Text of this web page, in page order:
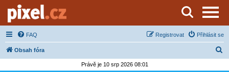
Server o natáčení a zpracování videa
FAQ Přihlásit se
Registrovat
Obsah fóra
Právě je 10 srp 2026 08:01